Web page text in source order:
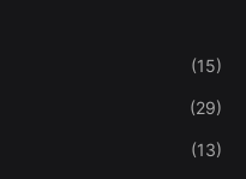
(15)
(29)
(13)